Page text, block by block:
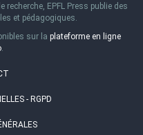
EPFL Press publie des
et pédagogiques.
sur la plateforme en ligne
.
- RGPD